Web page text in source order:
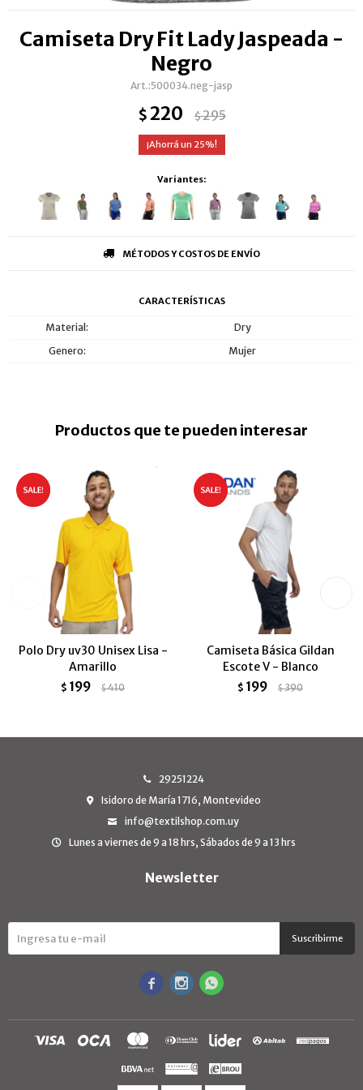
Camiseta Dry Fit Lady Jaspeada -
Negro
500034.neg-jasp
$220 $295
25
Variantes:
MÉTODOS Y COSTOS DE ENVÍO
CARACTERÍSTICAS
Material
Dry
Genero
Mujer
Productos que te pueden interesar
Polo Dry uv30 Unisex Lisa -
Amarillo
$ 199 $410
Camiseta Básica Gildan
Escote V - Blanco
$ 199 $390
29251224
Isidoro de María 1716, Montevideo
info@textilshop.com.uy
Lunes a viernes de 9 a 18 hrs, Sábados de 9 a 13 hrs
Newsletter
Suscribirme
  